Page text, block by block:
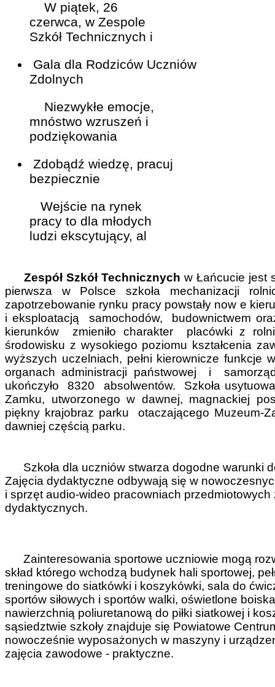
W piątek, 26
czerwca, w Zespole
Szkół Technicznych i
Gala dla Rodziców Uczniów
Zdolnych
Niezwykłe emocje,
mnóstwo wzruszeń i
podziękowania
Zdobądź wiedzę, pracuj
bezpiecznie
Wejście na rynek
pracy to dla młodych
ludzi ekscytujący, al
Zespół Szkół Technicznych w Łańcucie jest
pierwsza w Polsce szkoła mechanizacji
zapotrzebowanie rynku pracy powstały now e
i eksploatacją samochodów, budownictwem
kierunków zmieniło charakter placówki z
środowisku z wysokiego poziomu kształcenia
wyższych uczelniach, pełni kierownicze
organach administracji państwowej i
ukończyło 8320 absolwentów. Szkoła
Zamku, utworzonego w dawnej, magnackiej
piękny krajobraz parku otaczającego Muzeum-
dawniej częścią parku.
Szkoła dla uczniów stwarza dogodne warunki
Zajęcia dydaktyczne odbywają się w
i sprzęt audio-wideo pracowniach
dydaktycznych.
Zainteresowania sportowe uczniowie mogą
skład którego wchodzą budynek hali sportowej,
treningowe do siatkówki i koszykówki, sala do
sportów siłowych i sportów walki, oświetlone
nawierzchnią poliuretanową do piłki siatkowej i
sąsiedztwie szkoły znajduje się Powiatowe
nowocześnie wyposażonych w maszyny i
zajęcia zawodowe - praktyczne.